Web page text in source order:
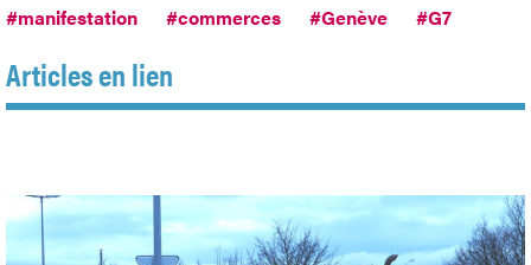
#manifestation
#commerces #Genève #G7
Articles en lien